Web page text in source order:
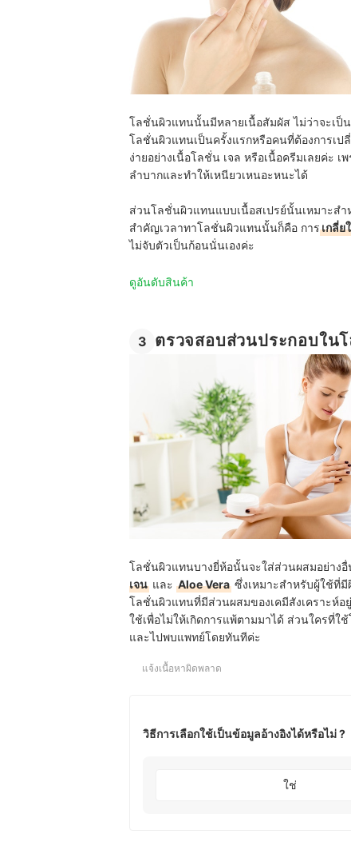
โลชั่นผิวแทนนั้นมีหลายเนื้อสัมผัส ไม่ว่าจะเป็น
โลชั่นผิวแทนเป็นครั้งแรกหรือคนที่ต้องการเป
ง่ายอย่างเนื้อโลชั่น เจล หรือเนื้อครีมเลยค่ะ
ลำบากและทำให้เหนียวเหนอะหนะได้
ส่วนโลชั่นผิวแทนแบบเนื้อสเปรย์นั้นเหมาะสำ
สำคัญเวลาทาโลชั่นผิวแทนนั้นก็คือ การเกลี่ย
ไม่จับตัวเป็นก้อนนั่นเองค่ะ
ดูอันดับสินค้า
3 ตรวจสอบส่วนประกอบใน
โลชั่นผิวแทนบางยี่ห้อนั้นจะใส่ส่วนผสมอย่าง
เจน และ Aloe Vera ซึ่งเหมาะสำหรับผู้ใช้ที่
โลชั่นผิวแทนที่มีส่วนผสมของเคมีสังเคราะห์
ใช้เพื่อไม่ให้เกิดการแพ้ตามมาได้ ส่วนใครที่
และไปพบแพทย์โดยทันทีค่ะ
แจ้งเนื้อหาผิดพลาด
วิธีการเลือกใช้เป็นข้อมูลอ้างอิงได้หรือไม่ ?
ใช่